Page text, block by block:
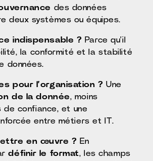
des données
deux systèmes ou équipes.
indispensable ? Parce qu’il
la conformité et la stabilité
données.
pour l’organisation ? Une
de la donnée, moins
de confiance, et une
entre métiers et IT.
en œuvre ? En
définir le format, les champs